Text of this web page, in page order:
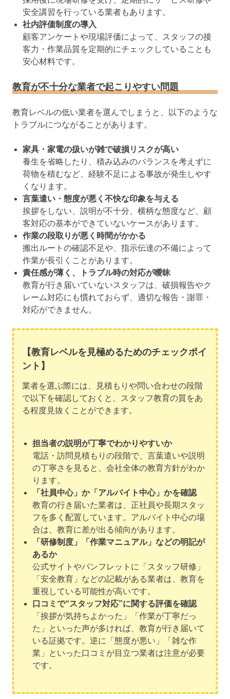
安全講習を行っている業者もあります。
社内評価制度の導入
顧客アンケートや現場評価によって、スタッフの接
客力・作業品質を定期的にチェックしていることも
安心材料です。
教育が不十分な業者で起こりやすい問題
教育レベルの低い業者を選んでしまうと、以下のような
トラブルにつながることがあります。
家具・家電の扱いが雑で破損リスクが高い
養生を省略したり、積み込みのバランスを考えずに
荷物を積むなど、経験不足による事故が発生しやす
くなります。
言葉遣い・態度が悪く不快な印象を与える
挨拶をしない、説明が不十分、横柄な態度など、顧
客対応の基本ができていないケースがあります。
作業の段取りが悪く時間がかかる
搬出ルートの確認不足や、指示伝達の不備によって
作業が長引くことがあります。
責任感が薄く、トラブル時の対応が曖昧
教育が行き届いていないスタッフは、破損報告やク
レーム対応にも慣れておらず、適切な報告・謝罪・
対応ができません。
【教育レベルを見極めるためのチェックポイ
ント】
業者を選ぶ際には、見積もりや問い合わせの段階
で以下を確認しておくと、スタッフ教育の質をあ
る程度見抜くことができます。
担当者の説明が丁寧でわかりやすいか
電話・訪問見積もりの段階で、言葉遣いや説明
の丁寧さを見ると、会社全体の教育方針がわか
ります。
「社員中心」か「アルバイト中心」かを確認
教育の行き届いた業者は、正社員や長期スタッ
フを多く配置しています。アルバイト中心の場
合は、教育に差が出る傾向があります。
「研修制度」「作業マニュアル」などの明記が
あるか
公式サイトやパンフレットに「スタッフ研修」
「安全教育」などの記載がある業者は、教育を
重視している可能性が高いです。
口コミで“スタッフ対応”に関する評価を確認
「挨拶が気持ちよかった」「作業が丁寧だっ
た」といった声が多ければ、教育が行き届いて
いる証拠です。逆に「態度が悪い」「雑な作
業」といった口コミが目立つ業者は注意が必要
です。